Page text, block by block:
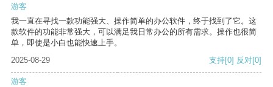
游客
我一直在寻找一款功能强大、操作简单的办公软件，终于找到了它。这
款软件的功能非常强大，可以满足我日常办公的所有需求。操作也很简
单，即使是小白也能快速上手。
2025-08-29
支持[0] 反对[0]
游客